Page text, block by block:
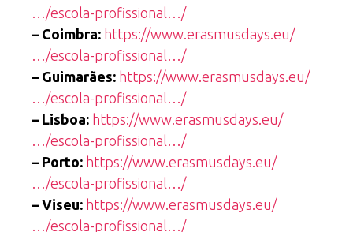
…/escola-profissional…/
– Coimbra: https://www.erasmusdays.eu/
…/escola-profissional…/
– Guimarães: https://www.erasmusdays.eu/
…/escola-profissional…/
– Lisboa: https://www.erasmusdays.eu/
…/escola-profissional…/
– Porto: https://www.erasmusdays.eu/
…/escola-profissional…/
– Viseu: https://www.erasmusdays.eu/
…/escola-profissional…/